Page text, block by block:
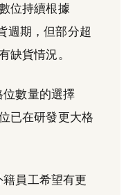
位持續根據
週期，但部分超
缺貨情況。
數量的選擇
已在研發更大格
員工希望有更